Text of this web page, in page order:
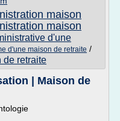
maison
maison
d'une
d'une maison de retraite /
de retraite
| Maison de